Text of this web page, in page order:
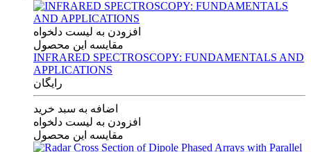
افزودن به لیست دلخواه
مقایسه این محصول
INFRARED SPECTROSCOPY: FUNDAMENTALS AND
APPLICATIONS
رایگان
اضافه به سبد خرید
افزودن به لیست دلخواه
مقایسه این محصول